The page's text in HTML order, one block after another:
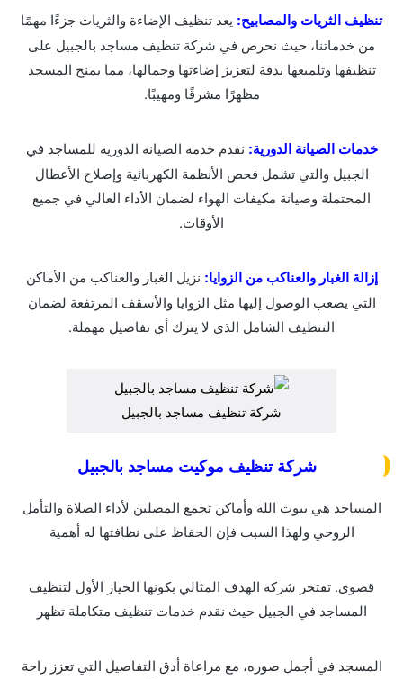
تنظيف الثريات والمصابيح: يعد تنظيف الإضاءة والثريات جزءًا مهمًا
من خدماتنا، حيث نحرص في شركة تنظيف مساجد بالجبيل على
تنظيفها وتلميعها بدقة لتعزيز إضاءتها وجمالها، مما يمنح المسجد
مظهرًا مشرقًا ومهيبًا.
خدمات الصيانة الدورية: نقدم خدمة الصيانة الدورية للمساجد في
الجبيل والتي تشمل فحص الأنظمة الكهربائية وإصلاح الأعطال
المحتملة وصيانة مكيفات الهواء لضمان الأداء العالي في جميع
الأوقات.
إزالة الغبار والعناكب من الزوايا: نزيل الغبار والعناكب من الأماكن
التي يصعب الوصول إليها مثل الزوايا والأسقف المرتفعة لضمان
التنظيف الشامل الذي لا يترك أي تفاصيل مهملة.
شركة تنظيف مساجد بالجبيل
شركة تنظيف موكيت مساجد بالجبيل
المساجد هي بيوت الله وأماكن تجمع المصلين لأداء الصلاة والتأمل
الروحي ولهذا السبب فإن الحفاظ على نظافتها له أهمية
قصوى. تفتخر شركة الهدف المثالي بكونها الخيار الأول لتنظيف
المساجد في الجبيل حيث نقدم خدمات تنظيف متكاملة تظهر
المسجد في أجمل صوره، مع مراعاة أدق التفاصيل التي تعزز راحة